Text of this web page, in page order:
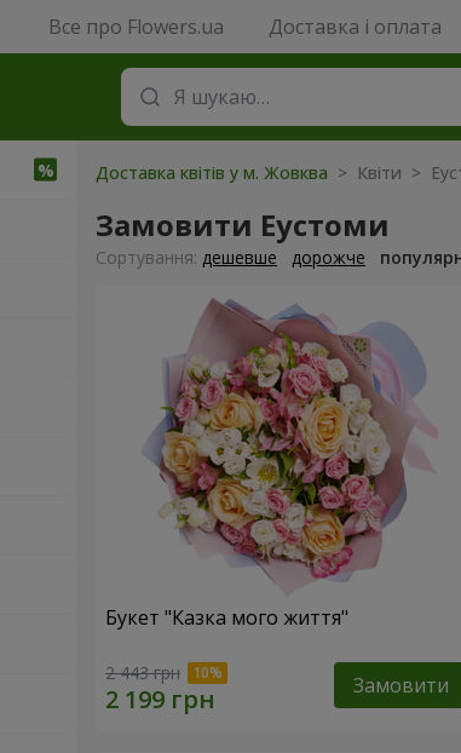
Все про Flowers.ua Доставка і оплата
Доставка квітів у м. Жовква > Квіти >
Замовити Еустоми
Сортування: дешевше дорожче
Букет "Казка мого життя"
2 443 грн Замовити